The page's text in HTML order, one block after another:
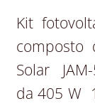
Kit
Solar
da 405 W